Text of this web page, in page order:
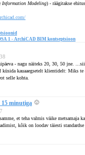
Information Modeling) - räägitakse
1 - ArchiCAD BIM kontseptsioon
- nagu näiteks 20, 30, 50 jne.
küsida kauaaegsetelt klientidelt: Miks
selle kohta.
minutiga
et teha valmis väike metsamaja
kõik on loodav täiesti